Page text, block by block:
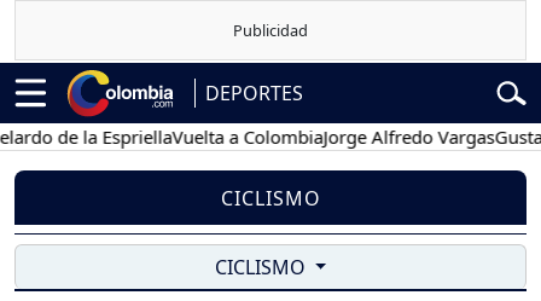
DEPORTES
de la EspriellaVuelta a ColombiaJorge Alfredo VargasGustavo
CICLISMO
CICLISMO